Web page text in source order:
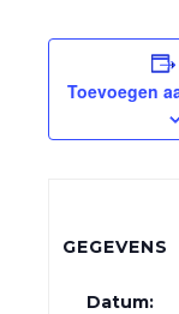
Toevoegen
GEGEVENS
Datum: